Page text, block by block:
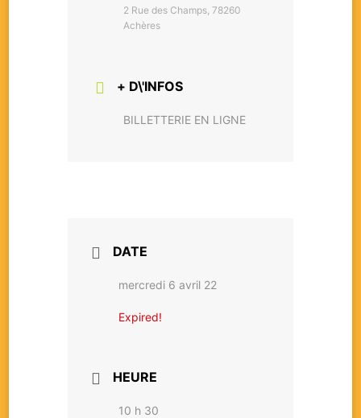
2 Rue des Champs, 78260
Achères
+ D\'INFOS
BILLETTERIE EN LIGNE
DATE
mercredi 6 avril 22
Expired!
HEURE
10 h 30